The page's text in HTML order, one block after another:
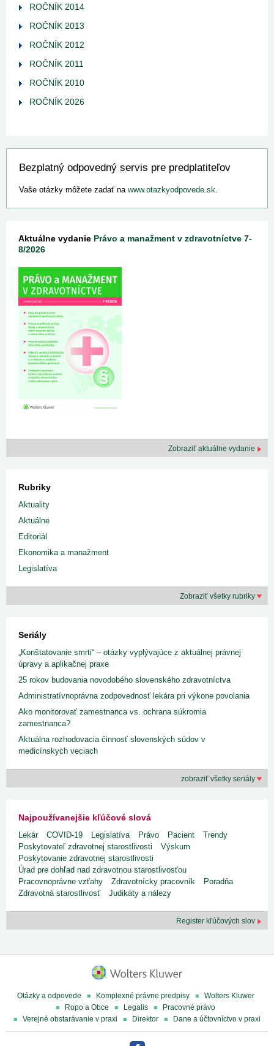
ROČNÍK 2014
ROČNÍK 2013
ROČNÍK 2012
ROČNÍK 2011
ROČNÍK 2010
ROČNÍK 2026
Bezplatný odpovedný servis pre predplatiteľov
Vaše otázky môžete zadať na www.otazkyodpovede.sk.
Aktuálne vydanie Právo a manažment v zdravotníctve 7-
8/2026
Zobraziť aktuálne vydanie
Rubriky
Aktuality
Aktuálne
Editoriál
Ekonomika a manažment
Legislatíva
Zobraziť všetky rubriky
Seriály
„Konštatovanie smrti“ – otázky vyplývajúce z aktuálnej právnej
úpravy a aplikačnej praxe
25 rokov budovania novodobého slovenského zdravotníctva
Administratívnoprávna zodpovednosť lekára pri výkone povolania
Ako monitorovať zamestnanca vs. ochrana súkromia
zamestnanca?
Aktuálna rozhodovacia činnosť slovenských súdov v
medicínskych veciach
zobraziť všetky seriály
Najpoužívanejšie kľúčové slová
Lekár COVID-19 Legislatíva Právo Pacient
Trendy
Poskytovateľ zdravotnej starostlivosti
Výskum
Poskytovanie zdravotnej starostlivosti
Úrad pre dohľad nad zdravotnou starostlivosťou
Pracovnoprávne vzťahy
Zdravotnícky pracovník
Poradňa
Zdravotná starostlivosť
Judikáty a nálezy
Register kľúčových slov
Otázky a odpovede Komplexné právne predpisy
Wolters Kluwer
Ropo a Obce
Legalis
Pracovné právo
Verejné obstarávanie v praxi
Direktor Dane a účtovníctvo v praxi